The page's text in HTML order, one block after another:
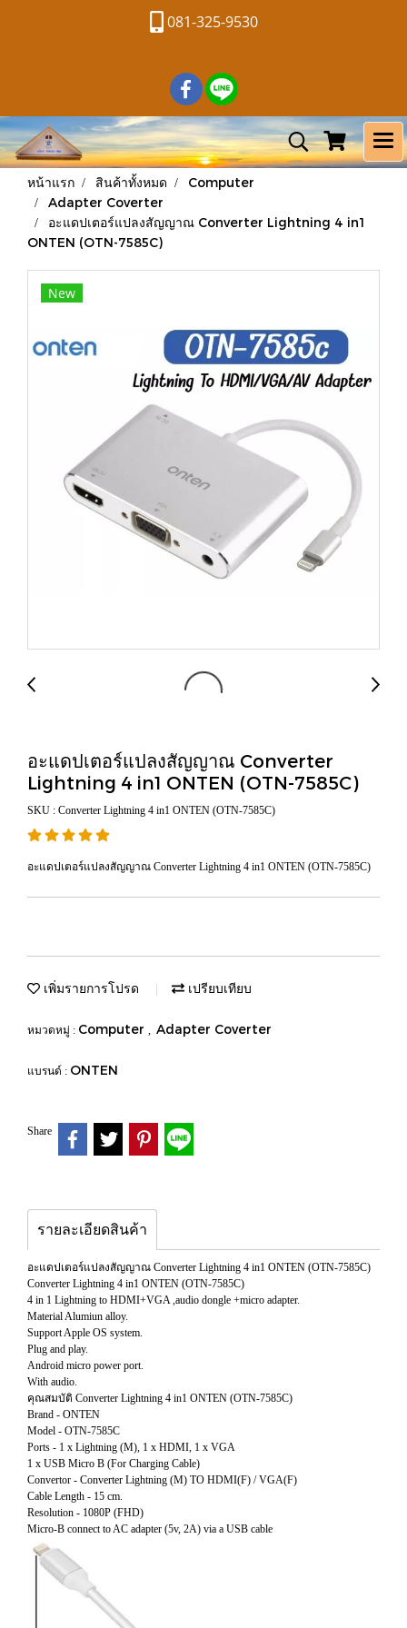
081-325-9530
หน้าแรก สินค้าทั้งหมด
Computer
Adapter Coverter
อะแดปเตอร์แปลงสัญญาณ Converter Lightning 4 in1
ONTEN (OTN-7585C)
New
อะแดปเตอร์แปลงสัญญาณ Converter
Lightning 4 in1 ONTEN (OTN-7585C)
SKU : Converter Lightning 4 in1 ONTEN (OTN-7585C)
อะแดปเตอร์แปลงสัญญาณ Converter Lightning 4 in1 ONTEN (OTN-7585C)
เพิ่มรายการโปรด เปรียบเทียบ
หมวดหมู่ : Computer , Adapter Coverter
แบรนด์ : ONTEN
Share
รายละเอียดสินค้า
อะแดปเตอร์แปลงสัญญาณ Converter Lightning 4 in1 ONTEN (OTN-7585C)
Converter Lightning 4 in1 ONTEN (OTN-7585C)
4 in 1 Lightning to HDMI+VGA ,audio dongle +micro adapter.
Material Alumiun alloy.
Support Apple OS system.
Plug and play.
Android micro power port.
With audio.
คุณสมบัติ Converter Lightning 4 in1 ONTEN (OTN-7585C)
Brand - ONTEN
Model - OTN-7585C
Ports - 1 x Lightning (M), 1 x HDMI, 1 x VGA
1 x USB Micro B (For Charging Cable)
Convertor - Converter Lightning (M) TO HDMI(F) / VGA(F)
Cable Length - 15 cm.
Resolution - 1080P (FHD)
Micro-B connect to AC adapter (5v, 2A) via a USB cable